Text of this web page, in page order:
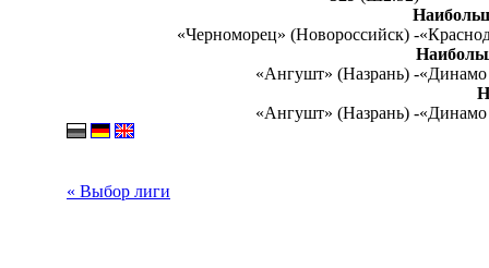
«Черноморец» (Новороссийск) -
«Ангушт» (Назрань) -«Динамо
«Ангушт» (Назрань) -«Динамо
« Выбор лиги